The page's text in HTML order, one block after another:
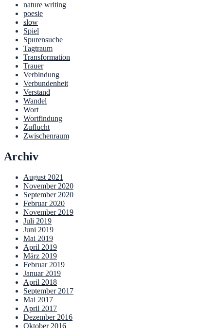
nature writing
poesie
slow
Spiel
Spurensuche
Tagtraum
Transformation
Trauer
Verbindung
Verbundenheit
Verstand
Wandel
Wort
Wortfindung
Zuflucht
Zwischenraum
Archiv
August 2021
November 2020
September 2020
Februar 2020
November 2019
Juli 2019
Juni 2019
Mai 2019
April 2019
März 2019
Februar 2019
Januar 2019
April 2018
September 2017
Mai 2017
April 2017
Dezember 2016
Oktober 2016